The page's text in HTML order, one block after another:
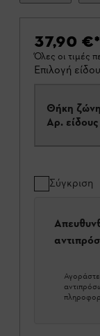
37,90 €*
Όλες οι τιμές
Επιλογή
Θήκη
Αρ. είδους
Σύγκριση
Αγοράστε